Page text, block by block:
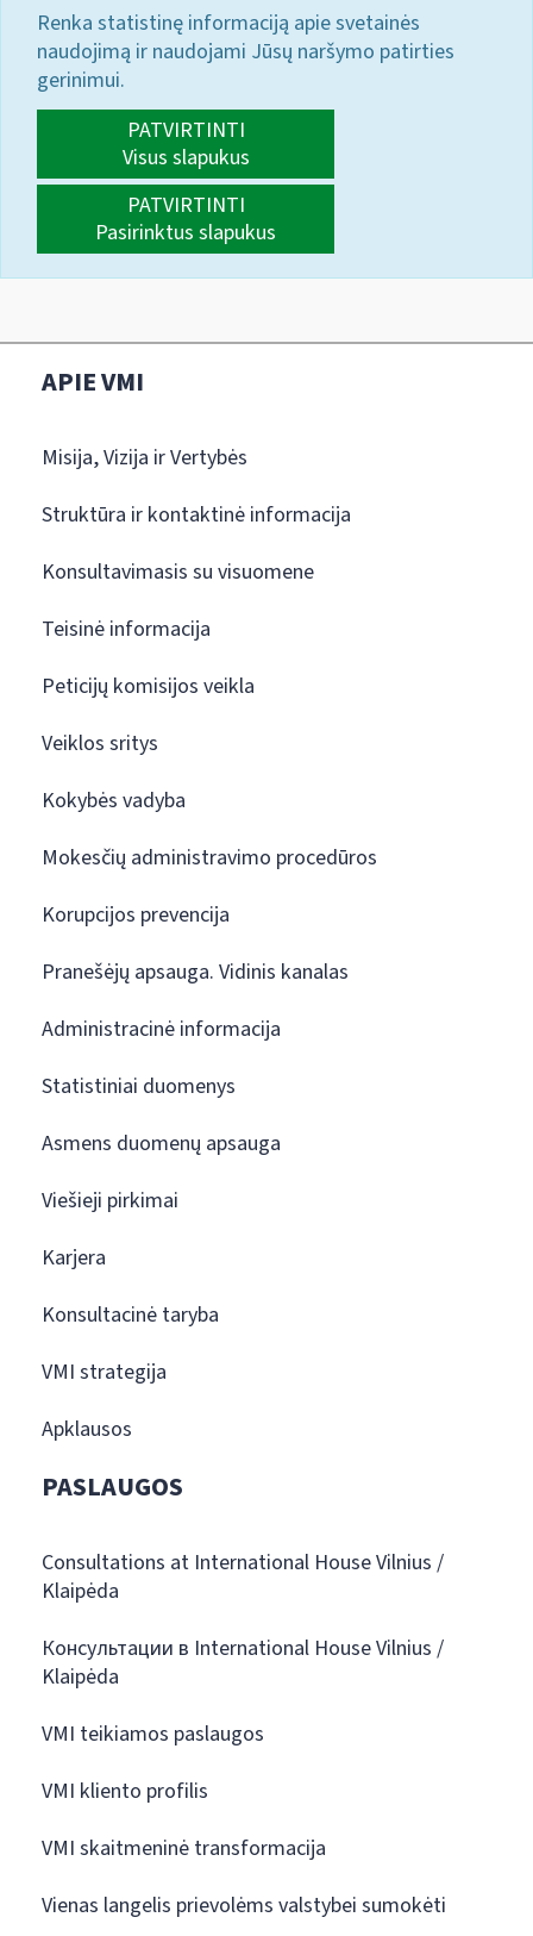
Renka statistinę informaciją apie svetainės
naudojimą ir naudojami Jūsų naršymo patirties
gerinimui.
PATVIRTINTI
Visus slapukus
PATVIRTINTI
Pasirinktus slapukus
APIE VMI
Misija, Vizija ir Vertybės
Struktūra ir kontaktinė informacija
Konsultavimasis su visuomene
Teisinė informacija
Peticijų komisijos veikla
Veiklos sritys
Kokybės vadyba
Mokesčių administravimo procedūros
Korupcijos prevencija
Pranešėjų apsauga. Vidinis kanalas
Administracinė informacija
Statistiniai duomenys
Asmens duomenų apsauga
Viešieji pirkimai
Karjera
Konsultacinė taryba
VMI strategija
Apklausos
PASLAUGOS
Consultations at International House Vilnius /
Klaipėda
Консультации в International House Vilnius /
Klaipėda
VMI teikiamos paslaugos
VMI kliento profilis
VMI skaitmeninė transformacija
Vienas langelis prievolėms valstybei sumokėti